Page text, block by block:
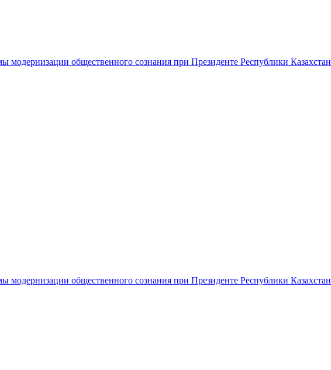
общественного сознания при Президенте Республики Казахстан
общественного сознания при Президенте Республики Казахстан